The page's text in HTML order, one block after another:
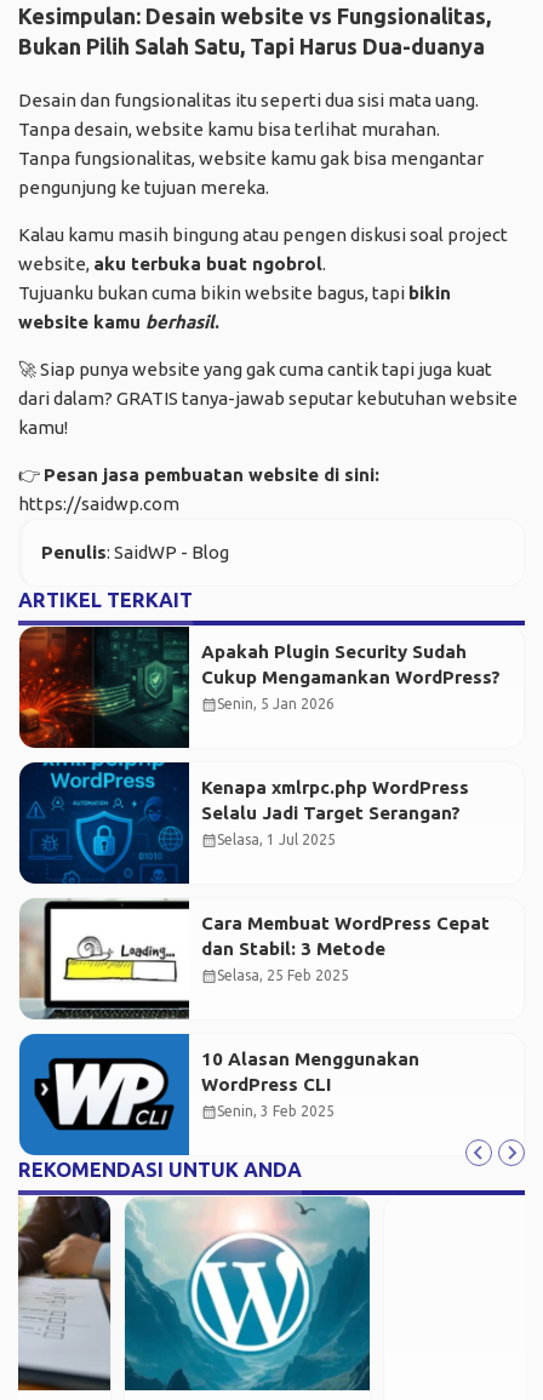
Kesimpulan: Desain website vs Fungsionalitas,
Bukan Pilih Salah Satu, Tapi Harus Dua-duanya
Desain dan fungsionalitas itu seperti dua sisi mata uang.
Tanpa desain, website kamu bisa terlihat murahan.
Tanpa fungsionalitas, website kamu gak bisa mengantar
pengunjung ke tujuan mereka.
Kalau kamu masih bingung atau pengen diskusi soal project
website, aku terbuka buat ngobrol.
Tujuanku bukan cuma bikin website bagus, tapi bikin
website kamu berhasil.
🚀 Siap punya website yang gak cuma cantik tapi juga kuat
dari dalam? GRATIS tanya-jawab seputar kebutuhan website
kamu!
👉 Pesan jasa pembuatan website di sini:
https://saidwp.com
Penulis: SaidWP - Blog
ARTIKEL TERKAIT
Apakah Plugin Security Sudah
Cukup Mengamankan WordPress?
calendar_monthSenin, 5 Jan 2026
Kenapa xmlrpc.php WordPress
Selalu Jadi Target Serangan?
calendar_monthSelasa, 1 Jul 2025
Cara Membuat WordPress Cepat
dan Stabil: 3 Metode
calendar_monthSelasa, 25 Feb 2025
10 Alasan Menggunakan
WordPress CLI
calendar_monthSenin, 3 Feb 2025
REKOMENDASI UNTUK ANDA